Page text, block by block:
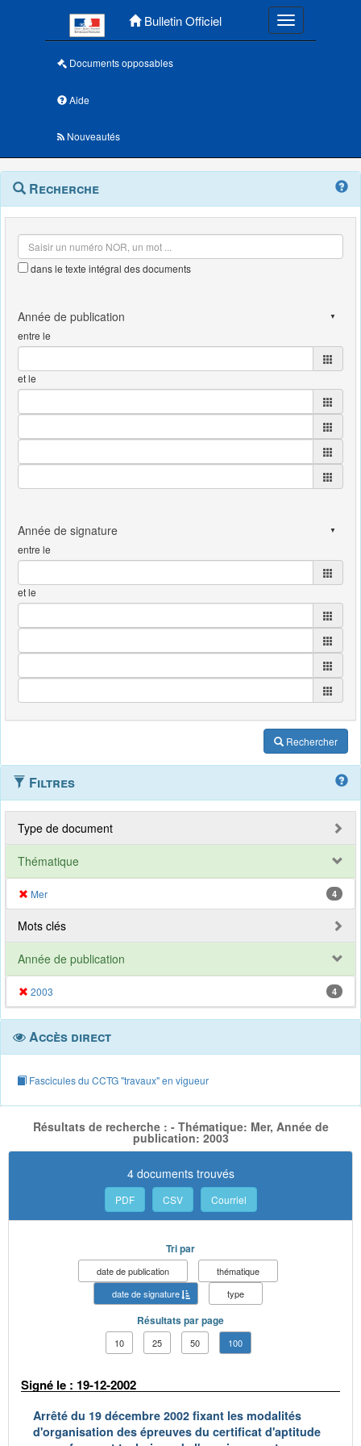
Bulletin Officiel Toggle
Documents opposables
Aide
Nouveautés
Navigation
outils
Menu
contextuel
Recherche
dans le texte intégral des documents
entre le
et le
entre le
et le
Rechercher
Filtres
Type de document
Thématique
Mer 4
Mots clés
Année de publication
2003 4
Accès direct
Fascicules du CCTG "travaux" en vigueur
Résultats de recherche : - Thématique: Mer, Année de
publication: 2003
4 documents trouvés
PDF CSV Courriel
Tri par
date de publication
thématique
date de signature
type
Résultats par page
10 25 50 100
Signé le : 19-12-2002
Arrêté du 19 décembre 2002 fixant les modalités
d'organisation des épreuves du certificat d'aptitude